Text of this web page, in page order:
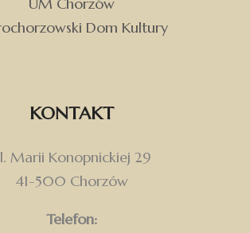
UM Chorzów
Dom Kultury
KONTAKT
Marii Konopnickiej 29
41-500 Chorzów
Telefon: